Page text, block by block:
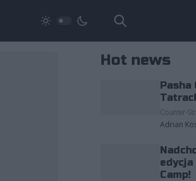
Hot news
Pasha
Counter-
Adrian
edycja
Camp!